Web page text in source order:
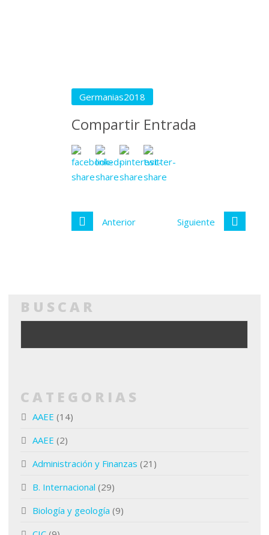
Germanias2018
Compartir Entrada
Anterior Siguiente
BUSCAR
CATEGORIAS
AAEE (14)
AAEE (2)
Administración y Finanzas (21)
B. Internacional (29)
Biología y geología (9)